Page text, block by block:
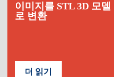
이미지를 STL 3D 모델
로 변환
더 읽기